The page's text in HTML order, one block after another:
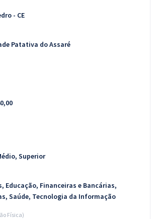
- CE
Patativa do Assaré
Superior
Educação, Financeiras e Bancárias,
Saúde, Tecnologia da Informação
Física)